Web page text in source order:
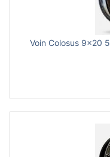
Voin Colosus 9x20